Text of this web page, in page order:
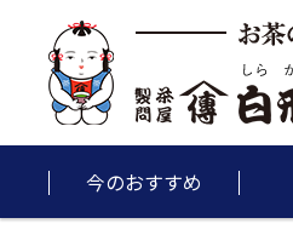
今のおすすめ